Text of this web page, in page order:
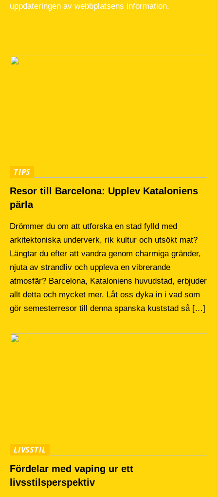
uppdateringen av webbplatsens information.
TIPS
Resor till Barcelona: Upplev Kataloniens
pärla
Drömmer du om att utforska en stad fylld med
arkitektoniska underverk, rik kultur och utsökt mat?
Längtar du efter att vandra genom charmiga gränder,
njuta av strandliv och uppleva en vibrerande
atmosfär? Barcelona, Kataloniens huvudstad, erbjuder
allt detta och mycket mer. Låt oss dyka in i vad som
gör semesterresor till denna spanska kuststad så […]
LIVSSTIL
Fördelar med vaping ur ett
livsstilsperspektiv